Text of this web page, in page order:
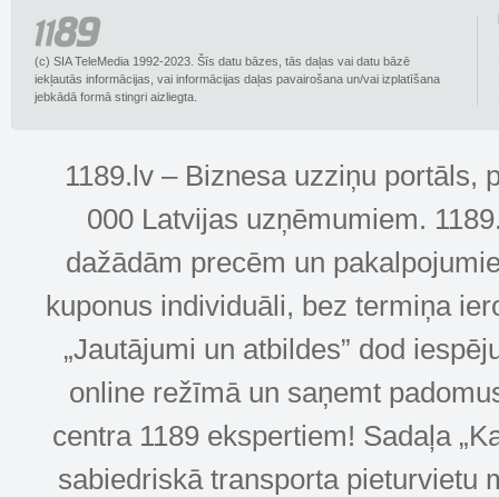
(c) SIA TeleMedia 1992-2023. Šīs datu bāzes, tās daļas vai datu bāzē
iekļautās informācijas, vai informācijas daļas pavairošana un/vai izplatīšana
jebkādā formā stingri aizliegta.
1189.lv – Biznesa uzziņu portāls,
000 Latvijas uzņēmumiem.
dažādām precēm un
kuponus individuāli, bez termiņa
„Jautājumi un atbildes” dod
online režīmā un saņemt
centra 1189 ekspertiem! Sadaļa
sabiedriskā transporta pieturvietu